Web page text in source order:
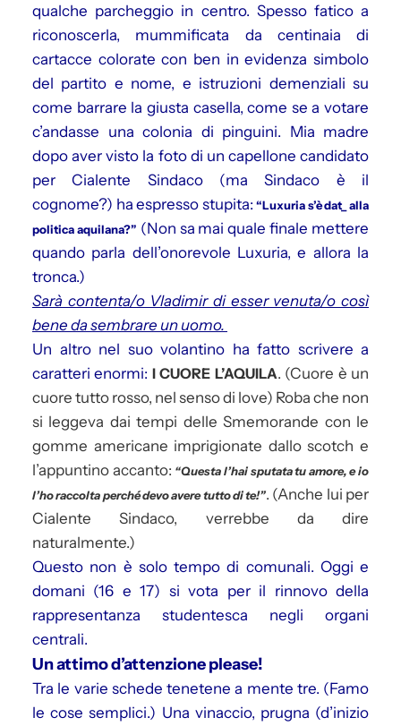
qualche parcheggio in centro. Spesso fatico a
riconoscerla, mummificata da centinaia di
cartacce colorate con ben in evidenza simbolo
del partito e nome, e istruzioni demenziali su
come barrare la giusta casella, come se a votare
c’andasse una colonia di pinguini. Mia madre
dopo aver visto la foto di un capellone candidato
per Cialente Sindaco (ma Sindaco è il
cognome?) ha espresso stupita:“Luxuria s’è dat_ alla
politica aquilana?” (Non sa mai quale finale mettere
quando parla dell’onorevole Luxuria, e allora la
tronca.)
Sarà contenta/o Vladimir di esser venuta/o così
bene da sembrare un uomo.
Un altro nel suo volantino ha fatto scrivere a
caratteri enormi: I CUORE L’AQUILA. (Cuore è un
cuore tutto rosso, nel senso di love) Roba che non
si leggeva dai tempi delle Smemorande con le
gomme americane imprigionate dallo scotch e
l’appuntino accanto: “Questa l’hai sputata tu amore, e io
l’ho raccolta perché devo avere tutto di te!”. (Anche lui per
Cialente Sindaco, verrebbe da dire
naturalmente.)
Questo non è solo tempo di comunali. Oggi e
domani (16 e 17) si vota per il rinnovo della
rappresentanza studentesca negli organi
centrali.
Un attimo d’attenzione please!
Tra le varie schede tenetene a mente tre. (Famo
le cose semplici.) Una vinaccio, prugna (d’inizio